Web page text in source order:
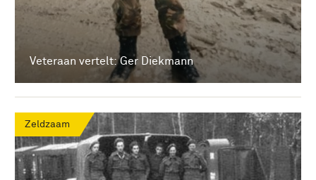
Veteraan vertelt: Ger Diekmann
Zeldzaam